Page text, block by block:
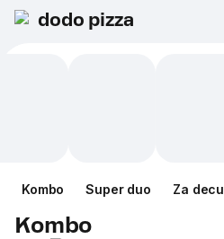
dodo pizza
Kombo Super duo Za decu
Kombo